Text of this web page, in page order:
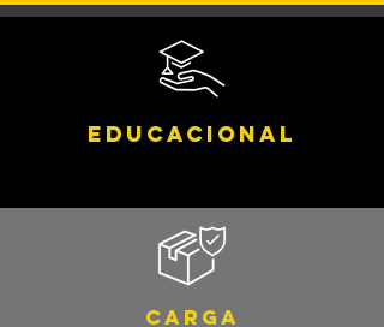
Educacional
Carga